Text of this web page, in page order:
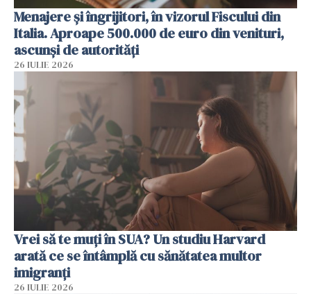
Menajere și îngrijitori, în vizorul Fiscului din
Italia. Aproape 500.000 de euro din venituri,
ascunși de autorități
26 IULIE 2026
Vrei să te muți în SUA? Un studiu Harvard
arată ce se întâmplă cu sănătatea multor
imigranți
26 IULIE 2026